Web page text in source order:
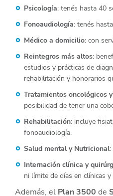
Psicología: tenés hasta 40
Fonoaudiología: tenés
Médico a domicilio: con
Reintegros más altos:
estudios y prácticas de
rehabilitación y honorarios
Tratamientos oncológicos
posibilidad de tener una
Rehabilitación: incluye
fonoaudiología.
Salud mental y Nutricional:
Internación clínica y
ni límite de días en clínicas
Además, el Plan 3500 de